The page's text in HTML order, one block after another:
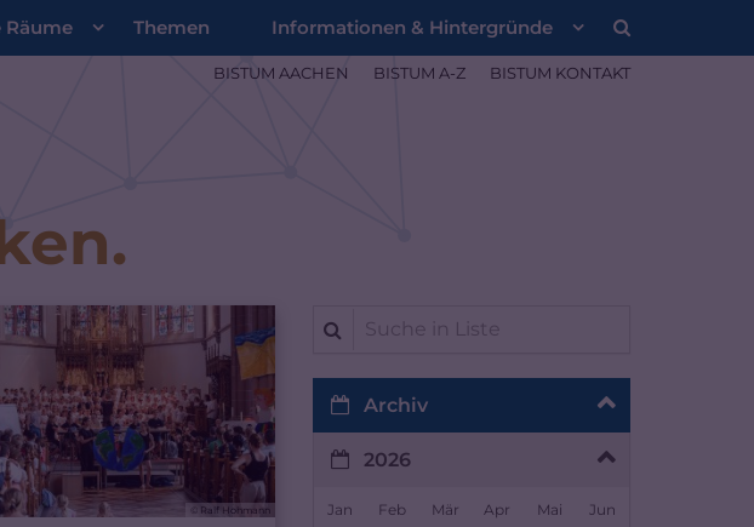
Räume Themen Informationen & Hintergründe
BISTUM AACHEN BISTUM A-Z BISTUM KONTAKT
© Ralf Hohmann
Suche in Liste
Archiv
2026
Jan Feb Mär Apr Mai Jun